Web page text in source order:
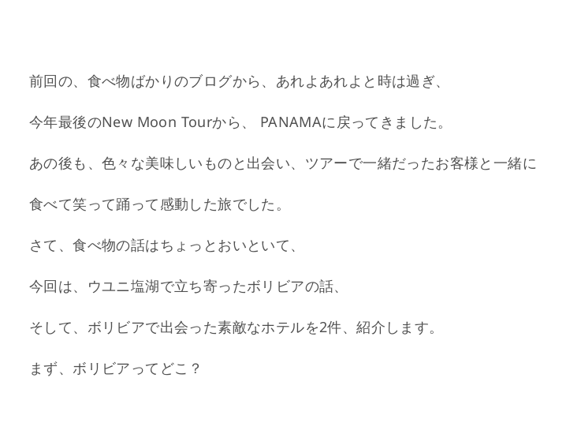
前回の、食べ物ばかりのブログから、あれよあれよと時は過ぎ、
今年最後のNew Moon Tourから、 PANAMAに戻ってきました。
あの後も、色々な美味しいものと出会い、ツアーで一緒だったお客様と一緒に
食べて笑って踊って感動した旅でした。
さて、食べ物の話はちょっとおいといて、
今回は、ウユニ塩湖で立ち寄ったボリビアの話、
そして、ボリビアで出会った素敵なホテルを2件、紹介します。
まず、ボリビアってどこ？